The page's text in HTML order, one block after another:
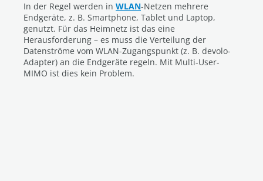
In der Regel werden in WLAN-Netzen mehrere
Endgeräte, z. B. Smartphone, Tablet und Laptop,
genutzt. Für das Heimnetz ist das eine
Herausforderung – es muss die Verteilung der
Datenströme vom WLAN-Zugangspunkt (z. B. devolo-
Adapter) an die Endgeräte regeln. Mit Multi-User-
MIMO ist dies kein Problem.